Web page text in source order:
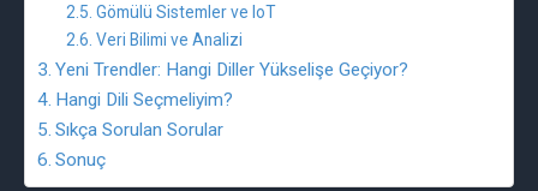
Gömülü Sistemler ve IoT
Veri Bilimi ve Analizi
Yeni Trendler: Hangi Diller Yükselişe Geçiyor?
Hangi Dili Seçmeliyim?
Sıkça Sorulan Sorular
Sonuç